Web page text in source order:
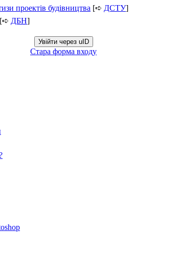
проектів будівництва [➪ ДСТУ]
[➪ ДБН]
Увійти через uID
Стара форма входу